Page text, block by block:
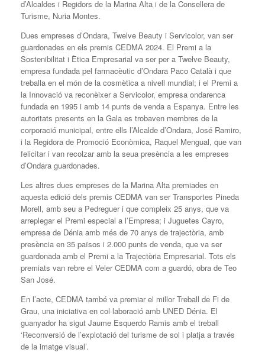
d’Alcaldes i Regidors de la Marina Alta i de la Consellera de
Turisme, Nuria Montes.
Dues empreses d’Ondara, Twelve Beauty i Servicolor, van ser
guardonades en els premis CEDMA 2024. El Premi a la
Sostenibilitat i Ètica Empresarial va ser per a Twelve Beauty,
empresa fundada pel farmacèutic d’Ondara Paco Català i que
treballa en el món de la cosmètica a nivell mundial; i el Premi a
la Innovació va reconèixer a Servicolor, empresa ondarenca
fundada en 1995 i amb 14 punts de venda a Espanya. Entre les
autoritats presents en la Gala es trobaven membres de la
corporació municipal, entre ells l’Alcalde d’Ondara, José Ramiro,
i la Regidora de Promoció Econòmica, Raquel Mengual, que van
felicitar i van recolzar amb la seua presència a les empreses
d’Ondara guardonades.
Les altres dues empreses de la Marina Alta premiades en
aquesta edició dels premis CEDMA van ser Transportes Pineda
Morell, amb seu a Pedreguer i que compleix 25 anys, que va
arreplegar el Premi especial a l’Empresa; i Juguetes Cayro,
empresa de Dénia amb més de 70 anys de trajectòria, amb
presència en 35 països i 2.000 punts de venda, que va ser
guardonada amb el Premi a la Trajectòria Empresarial. Tots els
premiats van rebre el Veler CEDMA com a guardó, obra de Teo
San José.
En l’acte, CEDMA també va premiar el millor Treball de Fi de
Grau, una iniciativa en col·laboració amb UNED Dénia. El
guanyador ha sigut Jaume Esquerdo Ramis amb el treball
‘Reconversió de l’explotació del turisme de sol i platja a través
de la imatge visual’.